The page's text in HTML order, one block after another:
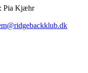
Pia Kjæhr